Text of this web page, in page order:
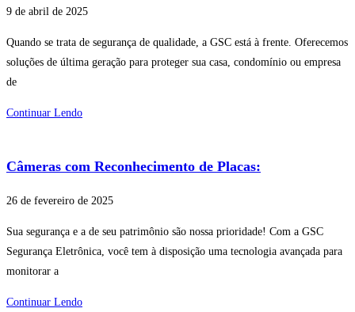
9 de abril de 2025
Quando se trata de segurança de qualidade, a GSC está à frente. Oferecemos
soluções de última geração para proteger sua casa, condomínio ou empresa
de
Continuar Lendo
Câmeras com Reconhecimento de Placas:
26 de fevereiro de 2025
Sua segurança e a de seu patrimônio são nossa prioridade! Com a GSC
Segurança Eletrônica, você tem à disposição uma tecnologia avançada para
monitorar a
Continuar Lendo